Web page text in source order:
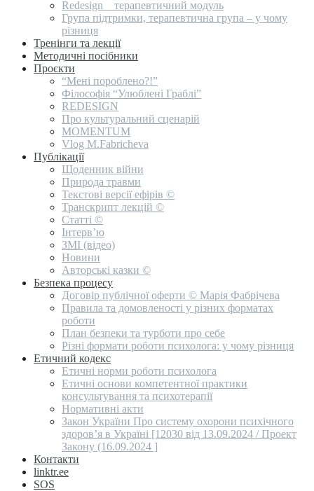
Redesign _ терапевтичний модуль
Група підтримки, терапевтична група – у чому
різниця
Тренінги та лекції
Методичні посібники
Проєкти
“Мені пороблено?!”
Філософія “Улюблені Граблі”
REDESIGN
Про культуральний сценарій
MOMENTUM
Vlog M.Fabricheva
Публікації
Щоденник війни
Природа травми
Текстові версії ефірів ©
Транскрипт лекцій ©
Статті ©
Інтерв’ю
ЗМІ (відео)
Новини
Авторські казки ©
Безпека процесу
Договір публічної оферти © Марія Фабрічева
Правила та домовленості у різних форматах
роботи
План безпеки та турботи про себе
Різні формати роботи психолога: у чому різниця
Етичний кодекс
Етичні норми роботи психолога
Етичні основи компетентної практики
консультування та психотерапії
Нормативні акти
Закон України Про систему охорони психічного
здоров’я в Україні [12030 від 13.09.2024 / Проект
Закону (16.09.2024 ]
Контакти
linktr.ee
SOS